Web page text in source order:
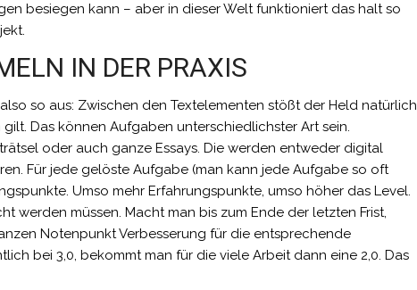
besiegen kann – aber in dieser Welt funktioniert das halt so
IN DER PRAXIS
so aus: Zwischen den Textelementen stößt der Held natürlich
Das können Aufgaben unterschiedlichster Art sein.
oder auch ganze Essays. Die werden entweder digital
Für jede gelöste Aufgabe (man kann jede Aufgabe so oft
Umso mehr Erfahrungspunkte, umso höher das Level.
werden müssen. Macht man bis zum Ende der letzten Frist,
Notenpunkt Verbesserung für die entsprechende
bei 3,0, bekommt man für die viele Arbeit dann eine 2,0. Das